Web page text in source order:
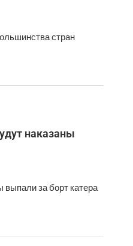
стран
наказаны
выпали за борт катера